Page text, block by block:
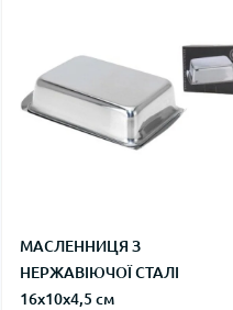
МАСЛЕННИЦЯ З
НЕРЖАВІЮЧОЇ СТАЛІ
16x10x4,5 см